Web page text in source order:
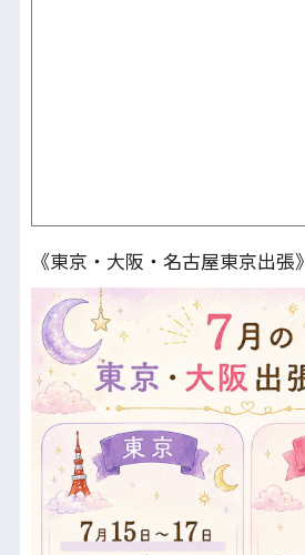
《東京・大阪・名古屋東京出張》